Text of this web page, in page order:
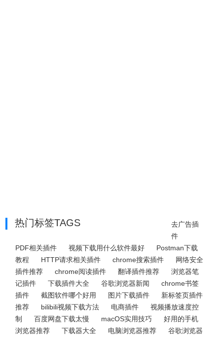
热门标签TAGS
去广告插
件
PDF相关插件
视频下载用什么软件最好
Postman下载
教程
HTTP请求相关插件 chrome搜索插件
网络安全
插件推荐
chrome阅读插件 翻译插件推荐
浏览器笔
记插件
下载插件大全 谷歌浏览器新闻
chrome书签
插件
截图软件哪个好用 图片下载插件
新标签页插件
推荐
bilibili视频下载方法 电商插件
视频播放速度控
制
百度网盘下载太慢 macOS实用技巧
好用的手机
浏览器推荐
下载器大全 电脑浏览器推荐
谷歌浏览器